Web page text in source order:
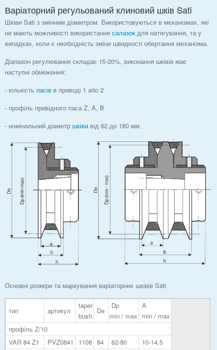
Варіаторний регульований клиновий шків Sati
Шківи Sati з змінним діаметром. Використовуються в механізмах, які
не мають можливості використання салазок для натягування, та у
випадках, коли є необхідність зміни швидкості обертання механізма.
Діапазон регулювання складає 15-20%, виконання шківів має
наступні обмеження:
- кількість пасів в приводі 1 або 2
- профіль привідного паса Z, A, B
- номінальний діаметр шківавід 62 до 180 мм.
Основні розміри та маркування варіаторних шківів Sati
тип артикул
taper
bush
De
Dp
min / max
A
min / max
профіль Z/10
VAR 84 Z1
PVZ0841 1108 84 62-80
10-14,5